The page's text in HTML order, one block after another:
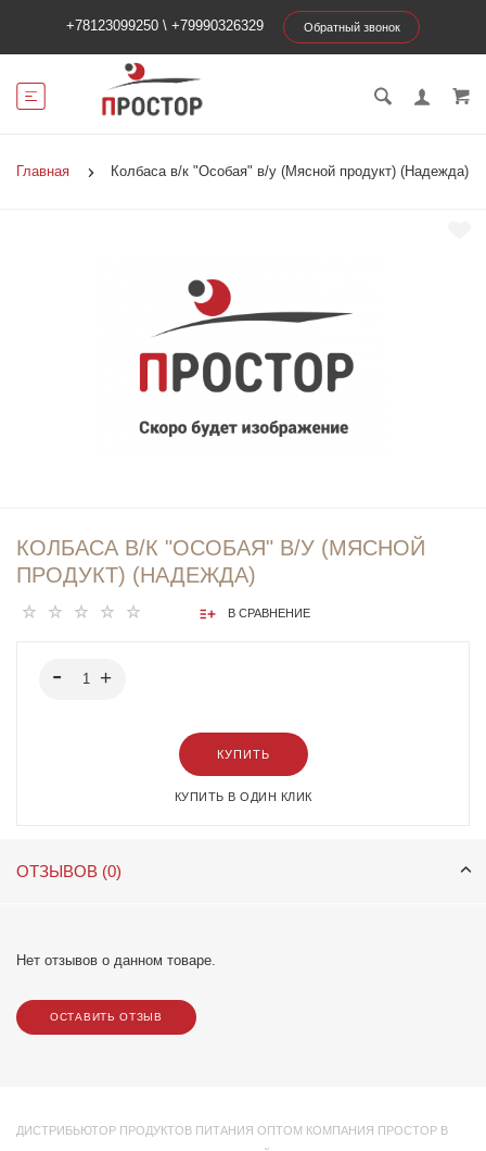
+78123099250 \ +79990326329 Обратный звонок
Главная Колбаса в/к "Особая" в/у (Мясной продукт) (Надежда)
КОЛБАСА В/К "ОСОБАЯ" В/У (МЯСНОЙ
ПРОДУКТ) (НАДЕЖДА)
В СРАВНЕНИЕ
КУПИТЬ
КУПИТЬ В ОДИН КЛИК
ОТЗЫВОВ (0)
Нет отзывов о данном товаре.
ОСТАВИТЬ ОТЗЫВ
ДИСТРИБЬЮТОР ПРОДУКТОВ ПИТАНИЯ ОПТОМ КОМПАНИЯ ПРОСТОР В